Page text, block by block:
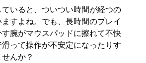
いると、ついつい時間が経つの
すよね。でも、長時間のプレイ
腕がマウスパッドに擦れて不快
って操作が不安定になったりす
んか？